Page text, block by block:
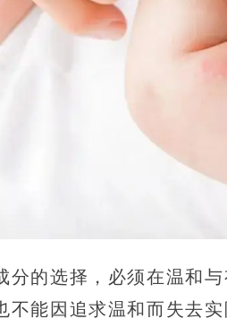
分的选择，必须在温和
不能因追求温和而失去